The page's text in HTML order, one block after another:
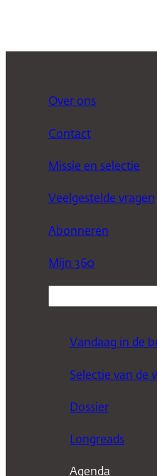
Over ons
Contact
Missie en selectie
Veelgestelde vragen
Abonneren
Mijn 360
Vandaag in de
Selectie van de
Dossier
Longreads
Agenda